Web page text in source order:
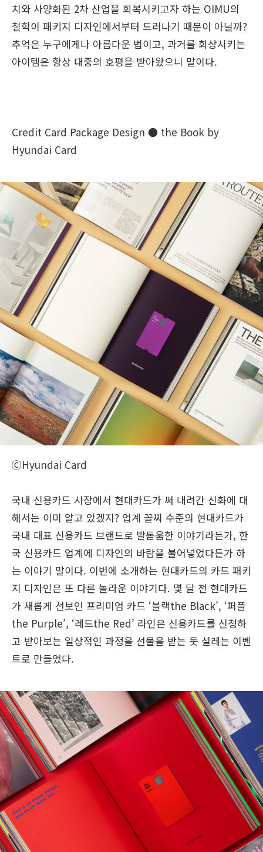
치와 사양화된 2차 산업을 회복시키고자 하는 OIMU의
철학이 패키지 디자인에서부터 드러나기 때문이 아닐까?
추억은 누구에게나 아름다운 법이고, 과거를 회상시키는
아이템은 항상 대중의 호평을 받아왔으니 말이다.
Credit Card Package Design ● the Book by
Hyundai Card
ⒸHyundai Card
국내 신용카드 시장에서 현대카드가 써 내려간 신화에 대
해서는 이미 알고 있겠지? 업계 꼴찌 수준의 현대카드가
국내 대표 신용카드 브랜드로 발돋움한 이야기라든가, 한
국 신용카드 업계에 디자인의 바람을 불어넣었다든가 하
는 이야기 말이다. 이번에 소개하는 현대카드의 카드 패키
지 디자인은 또 다른 놀라운 이야기다. 몇 달 전 현대카드
가 새롭게 선보인 프리미엄 카드 ‘블랙the Black’, ‘퍼플
the Purple’, ‘레드the Red’ 라인은 신용카드를 신청하
고 받아보는 일상적인 과정을 선물을 받는 듯 설레는 이벤
트로 만들었다.